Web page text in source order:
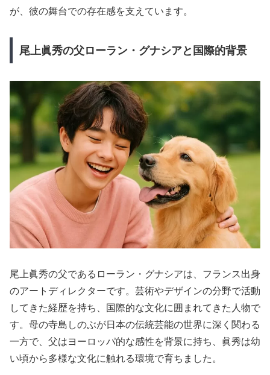
が、彼の舞台での存在感を支えています。
尾上眞秀の父ローラン・グナシアと国際的背景
尾上眞秀の父であるローラン・グナシアは、フランス出身
のアートディレクターです。芸術やデザインの分野で活動
してきた経歴を持ち、国際的な文化に囲まれてきた人物で
す。母の寺島しのぶが日本の伝統芸能の世界に深く関わる
一方で、父はヨーロッパ的な感性を背景に持ち、眞秀は幼
い頃から多様な文化に触れる環境で育ちました。